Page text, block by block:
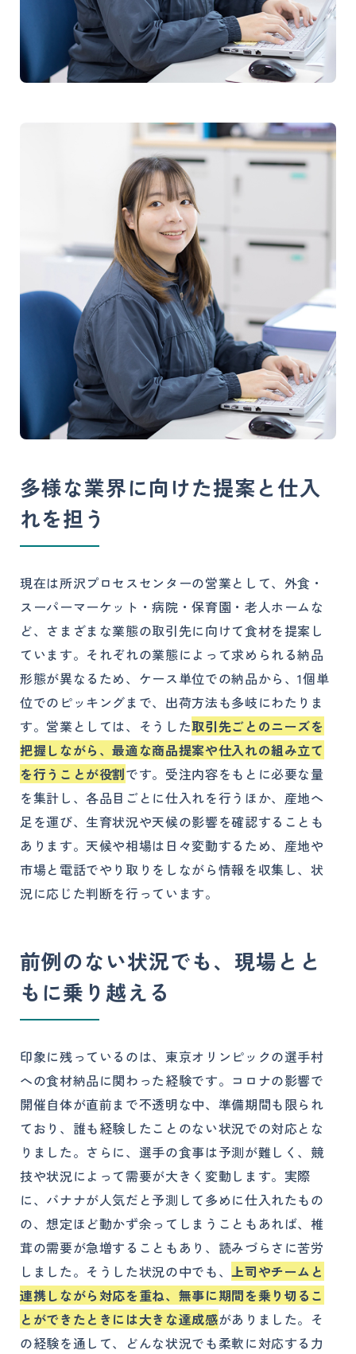
多様な業界に向けた提案と仕入
れを担う
現在は所沢プロセスセンターの営業として、外食・
スーパーマーケット・病院・保育園・老人ホームな
ど、さまざまな業態の取引先に向けて食材を提案し
ています。それぞれの業態によって求められる納品
形態が異なるため、ケース単位での納品から、1個単
位でのピッキングまで、出荷方法も多岐にわたりま
す。営業としては、そうした取引先ごとのニーズを
把握しながら、最適な商品提案や仕入れの組み立て
を行うことが役割です。受注内容をもとに必要な量
を集計し、各品目ごとに仕入れを行うほか、産地へ
足を運び、生育状況や天候の影響を確認することも
あります。天候や相場は日々変動するため、産地や
市場と電話でやり取りをしながら情報を収集し、状
況に応じた判断を行っています。
前例のない状況でも、現場とと
もに乗り越える
印象に残っているのは、東京オリンピックの選手村
への食材納品に関わった経験です。コロナの影響で
開催自体が直前まで不透明な中、準備期間も限られ
ており、誰も経験したことのない状況での対応とな
りました。さらに、選手の食事は予測が難しく、競
技や状況によって需要が大きく変動します。実際
に、バナナが人気だと予測して多めに仕入れたもの
の、想定ほど動かず余ってしまうこともあれば、椎
茸の需要が急増することもあり、読みづらさに苦労
しました。そうした状況の中でも、上司やチームと
連携しながら対応を重ね、無事に期間を乗り切るこ
とができたときには大きな達成感がありました。そ
の経験を通して、どんな状況でも柔軟に対応する力